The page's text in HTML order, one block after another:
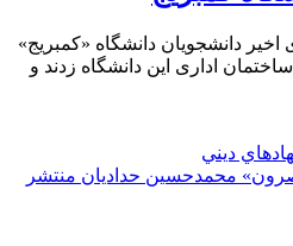
اخیر دانشجویان دانشگاه «کمبریج»
اداری این دانشگاه زدند و
ديني